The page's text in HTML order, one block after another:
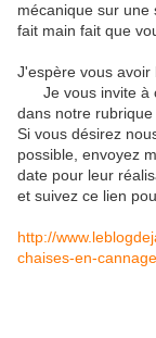
mécanique sur
fait main fait que
J'espère vous avoir
Je vous invite à
dans notre rubrique
Si vous désirez
possible, envoyez
date pour leur
et suivez ce lien
http://
chaises-en-